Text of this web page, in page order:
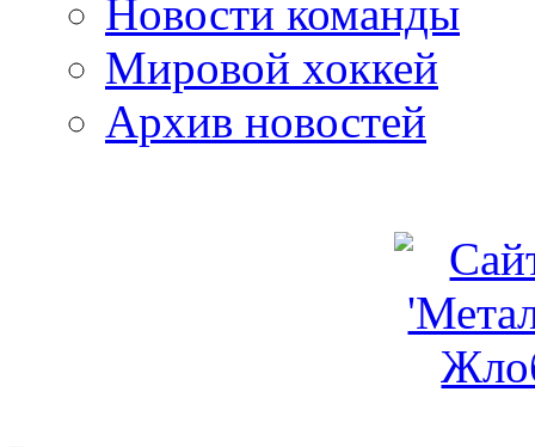
Новости команды
Мировой хоккей
Архив новостей